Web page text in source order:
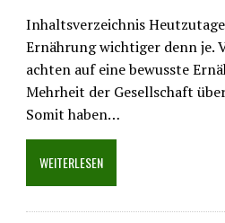
Inhaltsverzeichnis
Ernährung wichtiger denn je.
achten auf eine bewusste
Mehrheit der Gesellschaft
Somit haben…
WEITERLESEN